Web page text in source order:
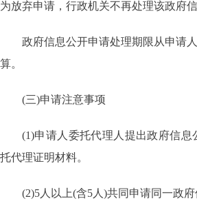
为放弃申请，行政机关不再处理该政府信
政府信息公开申请处理期限从申请
算。
(三)申请注意事项
(1)申请人委托代理人提出政府信息
托代理证明材料。
(2)5人以上(含5人)共同申请同一政